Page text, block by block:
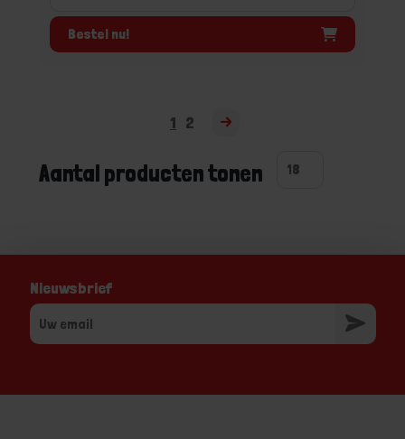
Bestel nu!
1 2
Aantal producten tonen
Nieuwsbrief